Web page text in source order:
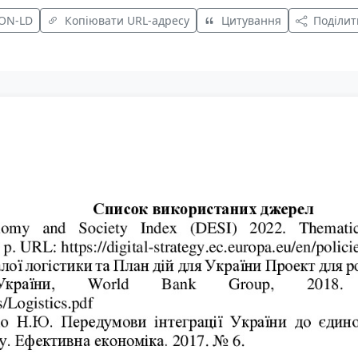
LD Копіювати URL-адресу Цитування